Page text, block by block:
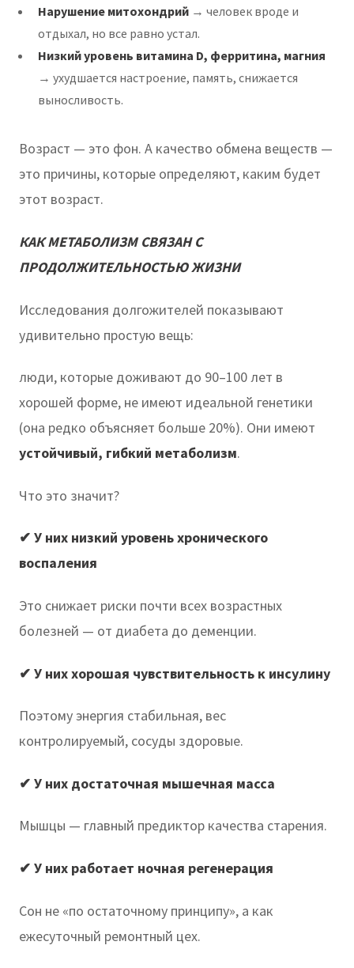
Нарушение митохондрий → человек вроде и
отдыхал, но все равно устал.
Низкий уровень витамина D, ферритина, магния
→ ухудшается настроение, память, снижается
выносливость.
Возраст — это фон. А качество обмена веществ —
это причины, которые определяют, каким будет
этот возраст.
КАК МЕТАБОЛИЗМ СВЯЗАН С
ПРОДОЛЖИТЕЛЬНОСТЬЮ ЖИЗНИ
Исследования долгожителей показывают
удивительно простую вещь:
люди, которые доживают до 90–100 лет в
хорошей форме, не имеют идеальной генетики
(она редко объясняет больше 20%). Они имеют
устойчивый, гибкий метаболизм.
Что это значит?
✔ У них низкий уровень хронического
воспаления
Это снижает риски почти всех возрастных
болезней — от диабета до деменции.
✔ У них хорошая чувствительность к инсулину
Поэтому энергия стабильная, вес
контролируемый, сосуды здоровые.
✔ У них достаточная мышечная масса
Мышцы — главный предиктор качества старения.
✔ У них работает ночная регенерация
Сон не «по остаточному принципу», а как
ежесуточный ремонтный цех.